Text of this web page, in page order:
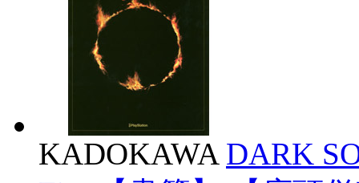
KADOKAWA DARK